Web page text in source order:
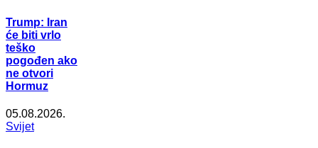
Trump: Iran
će biti vrlo
teško
pogođen ako
ne otvori
Hormuz
05.08.2026.
Svijet